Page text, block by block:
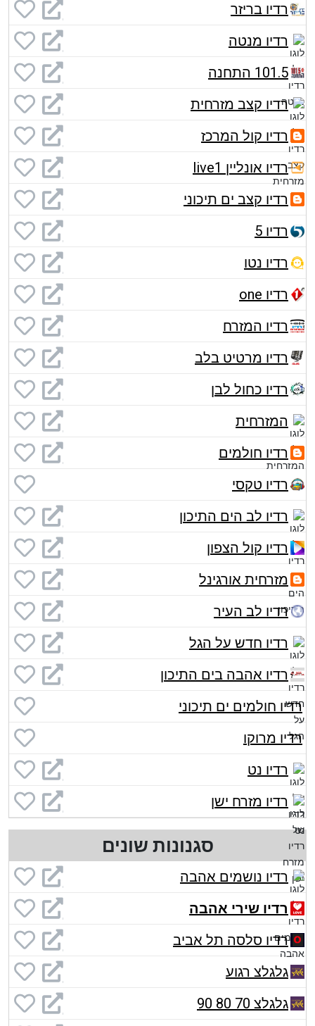
רדיו בריזר
רדיו מנטה
101.5 התחנה
רדיו קצב מזרחית
רדיו קול המרכז
רדיו אונליין live1
רדיו קצב ים תיכוני
רדיו 5
רדיו נטו
רדיו one
רדיו המזרח
רדיו מרטיט בלב
רדיו כחול לבן
המזרחית
רדיו חולמים
רדיו טקסי
רדיו לב הים התיכון
רדיו קול הצפון
מזרחית אורגינל
רדיו לב העיר
רדיו חדש על הגל
רדיו אהבה בים התיכון
רדיו חולמים ים תיכוני
רדיו מרוקו
רדיו נט
רדיו מזרח ישן
סגנונות שונים
רדיו נושמים אהבה
רדיו שירי אהבה
רדיו סלסה תל אביב
גלגלצ רגוע
גלגלצ 70 80 90